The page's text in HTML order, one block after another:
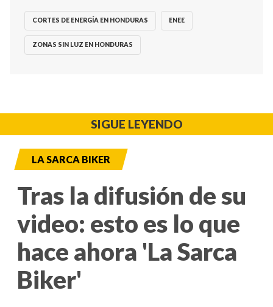
CORTES DE ENERGÍA EN HONDURAS ENEE
ZONAS SIN LUZ EN HONDURAS
SIGUE LEYENDO
LA SARCA BIKER
Tras la difusión de su
video: esto es lo que
hace ahora 'La Sarca
Biker'